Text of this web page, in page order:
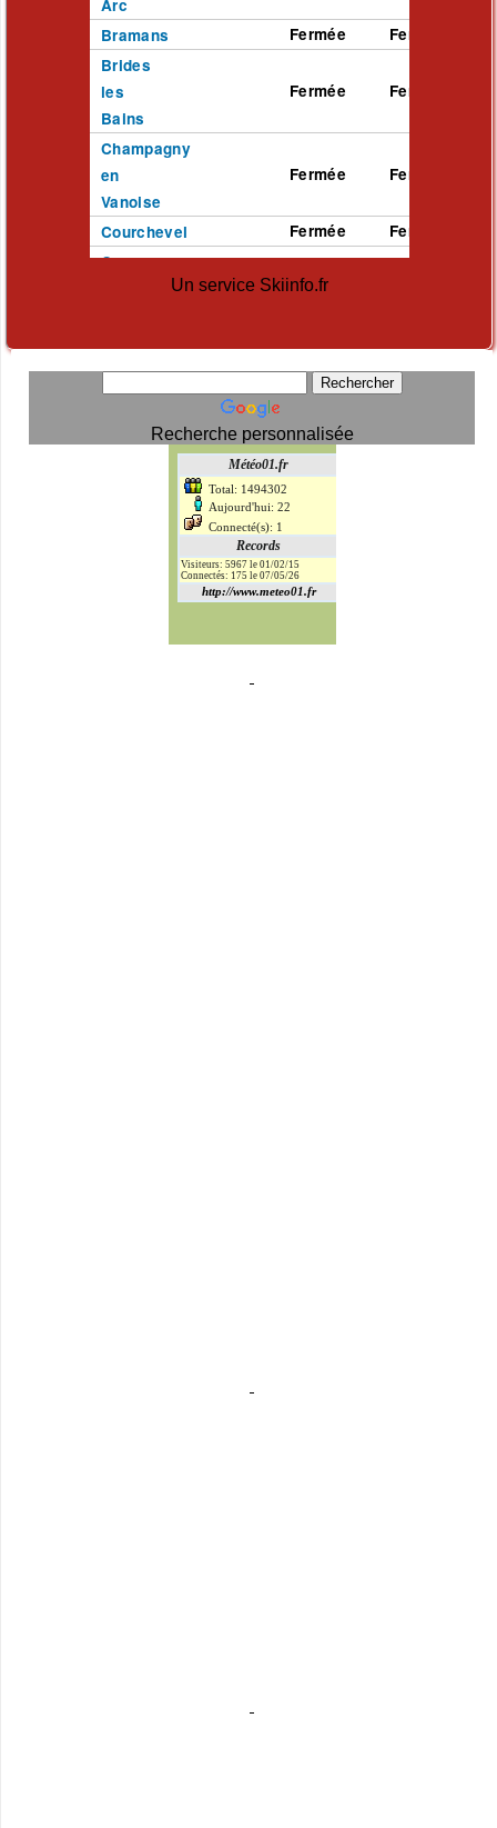
Un service Skiinfo.fr
Recherche personnalisée